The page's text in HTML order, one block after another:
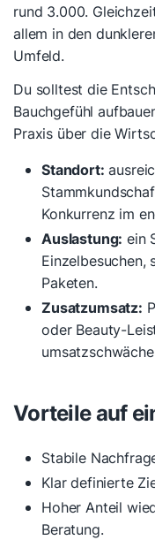
rund 3.000.
allem in den
Umfeld.
Du solltest die
Bauchgefühl
Praxis über die
Standort:
Konkurrenz im
Auslastung: ein
Einzelbesuchen,
Paketen.
Zusatzumsatz:
oder Beauty-
Vorteile auf
Stabile
Klar definierte
Hoher Anteil
Beratung.